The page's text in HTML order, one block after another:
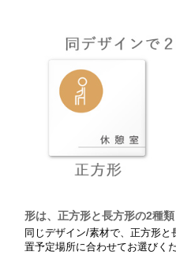
形は、正方形と長方形の2種類
同じデザイン/素材で、正方形
置予定場所に合わせてお選びくだ